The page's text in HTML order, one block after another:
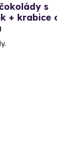
s
+ krabice